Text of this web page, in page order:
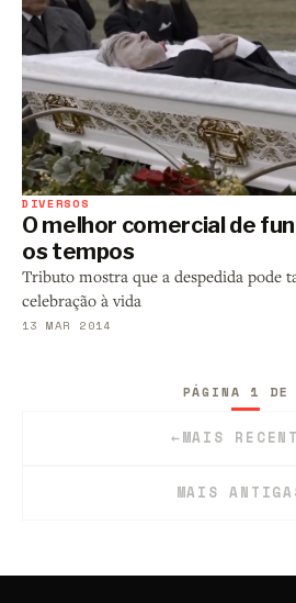
DIVERSOS
O melhor comercial de
os tempos
Tributo mostra que a despedida pode
celebração à vida
13 MAR 2014
←MAIS
PÁGINA 1 DE
MAIS